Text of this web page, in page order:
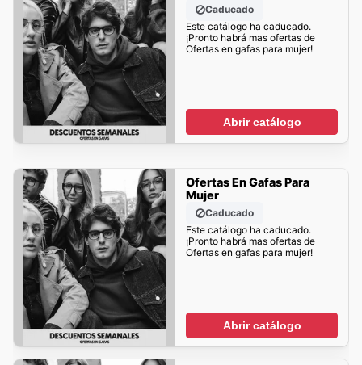
Caducado
Este catálogo ha caducado.
¡Pronto habrá mas ofertas de
Ofertas en gafas para mujer!
Abrir catálogo
Ofertas En Gafas Para
Mujer
Caducado
Este catálogo ha caducado.
¡Pronto habrá mas ofertas de
Ofertas en gafas para mujer!
Abrir catálogo